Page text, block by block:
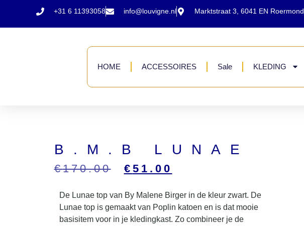
+31 6 11393058 info@louvigne.nl Marktstraat 3, 6041 EN Roermond
HOME ACCESSOIRES Sale KLEDING
B.M.B LUNAE
€170.00 € 51.00
De Lunae top van By Malene Birger in de kleur zwart. De
Lunae top is gemaakt van Poplin katoen en is dat mooie
basisitem voor in je kledingkast. Zo combineer je de